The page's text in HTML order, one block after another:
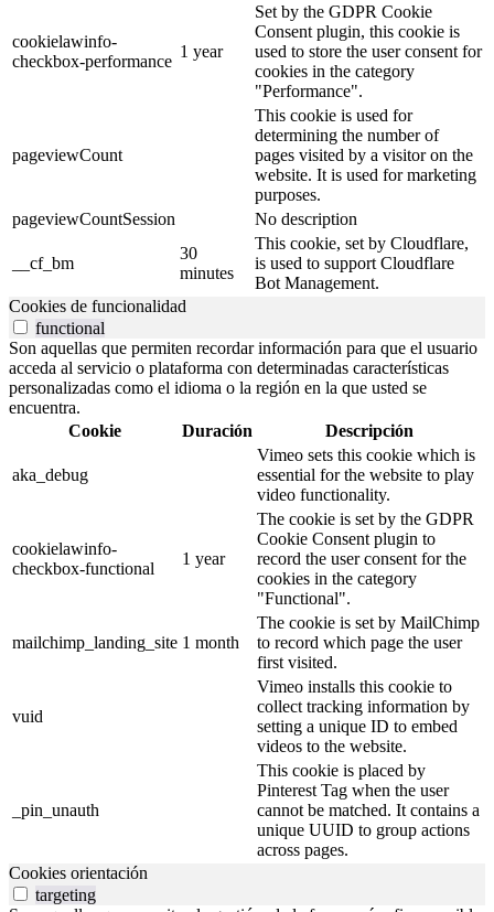
cookielawinfo-
checkbox-performance
1 year
Set by the GDPR Cookie
Consent plugin, this cookie is
used to store the user consent for
cookies in the category
"Performance".
pageviewCount
This cookie is used for
determining the number of
pages visited by a visitor on the
website. It is used for marketing
purposes.
pageviewCountSession
No description
__cf_bm
30
minutes
This cookie, set by Cloudflare,
is used to support Cloudflare
Bot Management.
Cookies de funcionalidad
functional
Son aquellas que permiten recordar información para que el usuario
acceda al servicio o plataforma con determinadas características
personalizadas como el idioma o la región en la que usted se
encuentra.
Cookie
Duración Descripción
aka_debug
Vimeo sets this cookie which is
essential for the website to play
video functionality.
cookielawinfo-
checkbox-functional
1 year
The cookie is set by the GDPR
Cookie Consent plugin to
record the user consent for the
cookies in the category
"Functional".
mailchimp_landing_site 1 month
The cookie is set by MailChimp
to record which page the user
first visited.
vuid
Vimeo installs this cookie to
collect tracking information by
setting a unique ID to embed
videos to the website.
_pin_unauth
This cookie is placed by
Pinterest Tag when the user
cannot be matched. It contains a
unique UUID to group actions
across pages.
Cookies orientación
targeting